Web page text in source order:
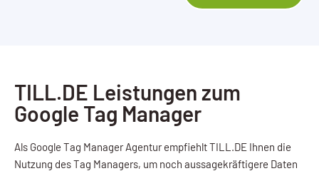
TILL.DE Leistungen zum
Google Tag Manager
Als Google Tag Manager Agentur empfiehlt TILL.DE Ihnen die
Nutzung des Tag Managers, um noch aussagekräftigere Daten